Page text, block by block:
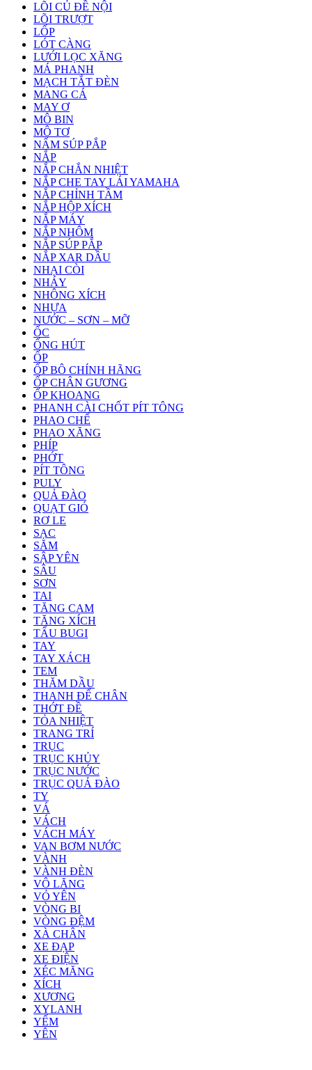
LÕI CỦ ĐỀ NỘI
LÕI TRƯỢT
LỐP
LÓT CÀNG
LƯỚI LỌC XĂNG
MÁ PHANH
MẠCH TẮT ĐÈN
MANG CÁ
MAY Ơ
MÔ BIN
MÔ TƠ
NẤM SÚP PẮP
NẮP
NẮP CHẮN NHIỆT
NẮP CHE TAY LÁI YAMAHA
NẮP CHỈNH TẦM
NẮP HỘP XÍCH
NẮP MÁY
NẮP NHÔM
NẮP SÚP PẮP
NẮP XAR DẦU
NHẠI CÒI
NHÁY
NHÔNG XÍCH
NHỰA
NƯỚC – SƠN – MỠ
ỐC
ỐNG HÚT
ỐP
ỐP BÔ CHÍNH HÃNG
ỐP CHÂN GƯƠNG
ỐP KHOANG
PHANH CÀI CHỐT PÍT TÔNG
PHAO CHẾ
PHAO XĂNG
PHÍP
PHỚT
PÍT TÔNG
PULY
QUẢ ĐÀO
QUẠT GIÓ
RƠ LE
SẠC
SĂM
SẬP YÊN
SÂU
SƠN
TAI
TĂNG CAM
TĂNG XÍCH
TẨU BUGI
TAY
TAY XÁCH
TEM
THĂM DẦU
THANH ĐỂ CHÂN
THỚT ĐỀ
TỎA NHIỆT
TRANG TRÍ
TRỤC
TRỤC KHỦY
TRỤC NƯỚC
TRỤC QUẢ ĐÀO
TY
VÁ
VÁCH
VÁCH MÁY
VAN BƠM NƯỚC
VÀNH
VÀNH ĐÈN
VÔ LĂNG
VỎ YÊN
VÒNG BI
VÒNG ĐỆM
XÀ CHÂN
XE ĐẠP
XE ĐIỆN
XÉC MĂNG
XÍCH
XƯƠNG
XYLANH
YẾM
YÊN